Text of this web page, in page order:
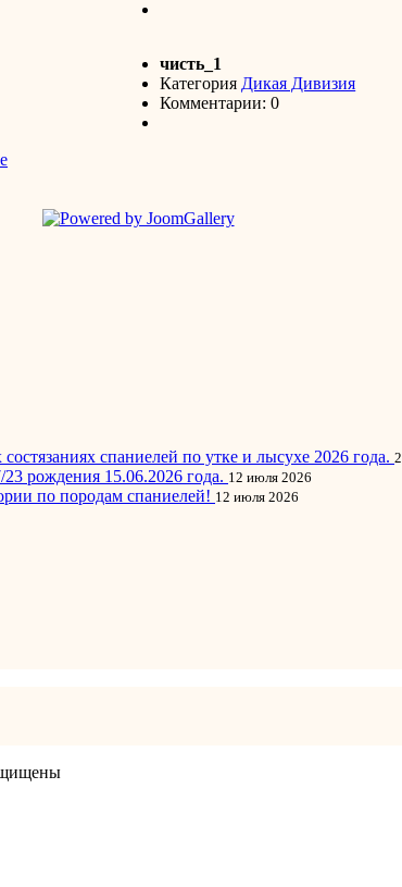
чисть_1
Категория Дикая Дивизия
Комментарии: 0
спаниелей по утке и лысухе 2026 года.
рождения 15.06.2026 года. 12 июля 2026
по породам спаниелей! 12 июля 2026